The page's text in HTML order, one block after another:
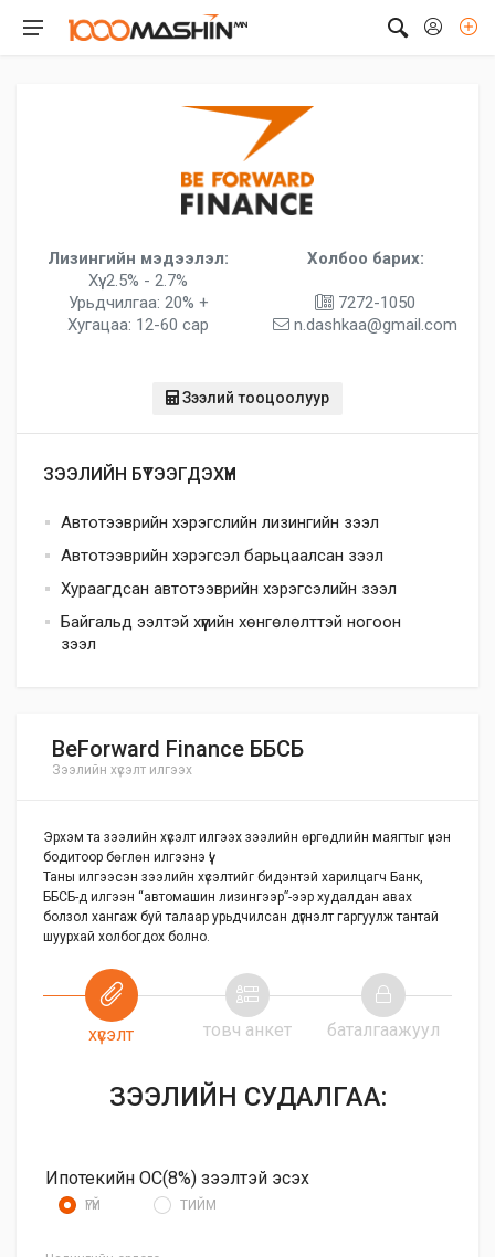
Лизингийн мэдээлэл:
Хүү: 2.5% - 2.7%
Урьдчилгаа: 20% +
Хугацаа: 12-60 сар
Холбоо барих:
7272-1050
n.dashkaa@gmail.com
Зээлий тооцоолуур
ЗЭЭЛИЙН БҮТЭЭГДЭХҮҮН
Автотээврийн хэрэгслийн лизингийн зээл
Автотээврийн хэрэгсэл барьцаалсан зээл
Хураагдсан автотээврийн хэрэгсэлийн зээл
Байгальд ээлтэй хүүгийн хөнгөлөлттэй ногоон
зээл
BeForward Finance ББСБ
Зээлийн хүсэлт илгээх
Эрхэм та зээлийн хүсэлт илгээх зээлийн өргөдлийн маягтыг үнэн
бодитоор бөглөн илгээнэ үү!
Таны илгээсэн зээлийн хүсэлтийг бидэнтэй харилцагч Банк,
ББСБ-д илгээн “автомашин лизингээр”-ээр худалдан авах
болзол хангаж буй талаар урьдчилсан дүгнэлт гаргуулж тантай
шуурхай холбогдох болно.
хүсэлт товч анкет баталгаажуул
ЗЭЭЛИЙН СУДАЛГАА:
Ипотекийн ОС(8%) зээлтэй эсэх
ҮГҮЙ ТИЙМ